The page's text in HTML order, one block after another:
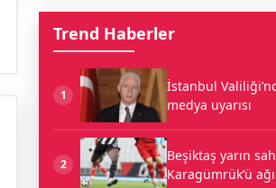
Trend Haberler
1
İstanbul
medya uyarısı
2
Beşiktaş yarın
Karagümrük’ü